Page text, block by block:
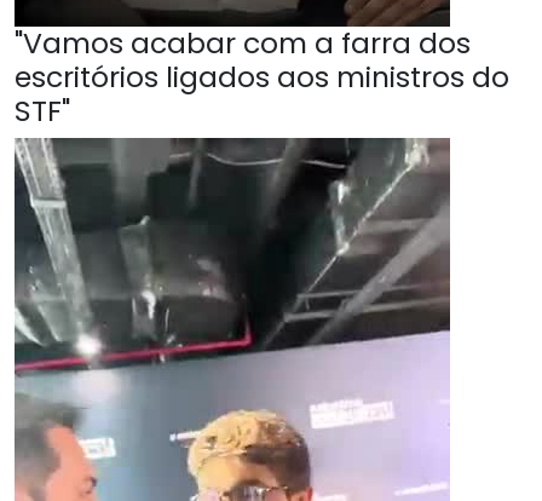
"Vamos acabar com a farra dos
escritórios ligados aos ministros do
STF"